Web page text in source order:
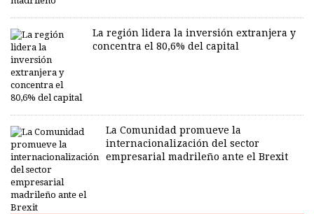
La región lidera la inversión extranjera y
concentra el 80,6% del capital
La Comunidad promueve la
internacionalización del sector
empresarial madrileño ante el Brexit